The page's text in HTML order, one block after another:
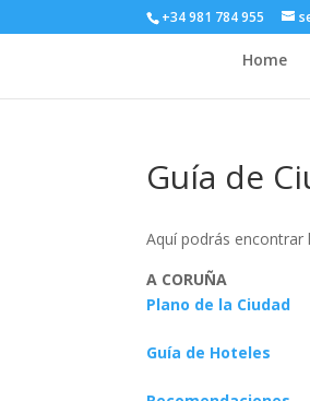
+34 981 784 955
Home
Guía de
Aquí podrás encontrar
A CORUÑA
Plano de la Ciudad
Guía de Hoteles